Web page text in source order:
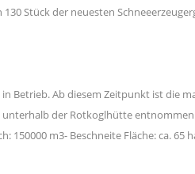
Stück der neuesten
Betrieb. Ab diesem Zeitpunkt ist die
der Rotkoglhütte
150000 m3- Beschneite Fläche: ca. 65